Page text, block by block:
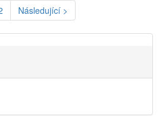
Následující >